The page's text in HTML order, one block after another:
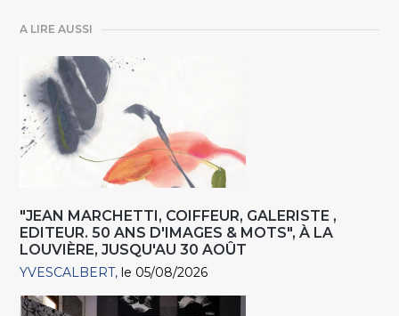
A LIRE AUSSI
"JEAN MARCHETTI, COIFFEUR, GALERISTE ,
EDITEUR. 50 ANS D'IMAGES & MOTS", À LA
LOUVIÈRE, JUSQU'AU 30 AOÛT
YVESCALBERT le 05/08/2026